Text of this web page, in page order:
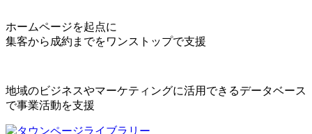
ホームページを起点に
集客から成約までをワンストップで支援
地域のビジネスやマーケティングに活用できるデータベース
で事業活動を支援